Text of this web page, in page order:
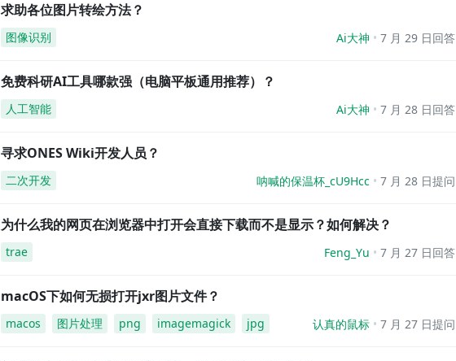
求助各位图片转绘方法？
图像识别 Ai大神 7 月 29 日回答
免费科研AI工具哪款强（电脑平板通用推荐）？
人工智能 Ai大神 7 月 28 日回答
寻求ONES Wiki开发人员？
二次开发 呐喊的保温杯_cU9Hcc 7 月 28 日提问
为什么我的网页在浏览器中打开会直接下载而不是显示？如何解决？
trae Feng_Yu 7 月 27 日回答
macOS下如何无损打开jxr图片文件？
macos 图片处理 png imagemagick jpg 认真的鼠标 7 月 27 日提问